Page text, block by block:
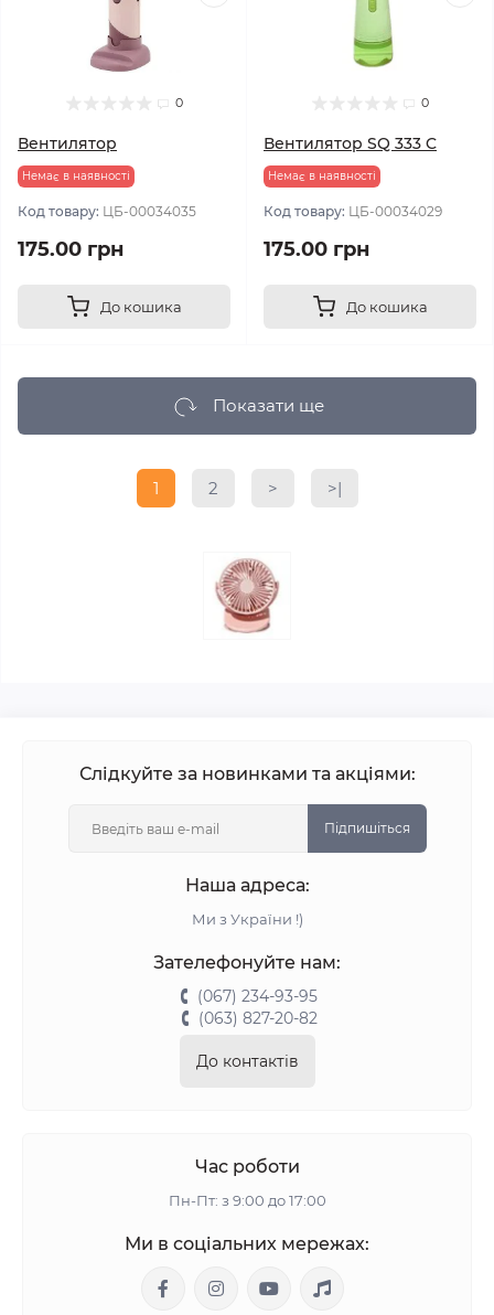
0
Вентилятор
Немає в наявності
Код товару: ЦБ-00034035
175.00 грн
До кошика
0
Вентилятор SQ 333 C
Немає в наявності
Код товару: ЦБ-00034029
175.00 грн
До кошика
Показати ще
1 2 > >|
Слідкуйте за новинками та акціями:
Підпишіться
Наша адреса:
Ми з України !)
Зателефонуйте нам:
(067) 234-93-95
(063) 827-20-82
До контактів
Час роботи
Пн-Пт: з 9:00 до 17:00
Ми в соціальних мережах: